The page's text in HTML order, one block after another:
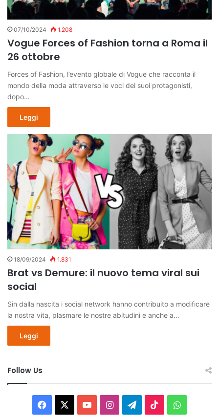
07/10/2024 1.208
Vogue Forces of Fashion torna a Roma il
26 ottobre
Forces of Fashion, l’evento globale di Vogue che racconta il
mondo della moda attraverso le voci dei suoi protagonisti,
dopo…
Leggi
18/09/2024 1.831
Brat vs Demure: il nuovo tema viral sui
social
Sin dalla nascita i social network hanno contribuito a modificare
la nostra vita, plasmare le nostre abitudini e anche a…
Leggi
Follow Us
Facebook You InstagramTelegram
TikTok